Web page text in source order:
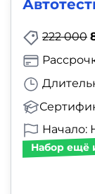
222 000
Начало:
Набор ещё
язык
Для
детей